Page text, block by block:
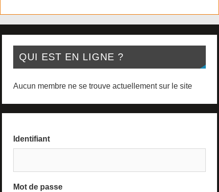
QUI EST EN LIGNE ?
Aucun membre ne se trouve actuellement sur le site
Identifiant
Mot de passe